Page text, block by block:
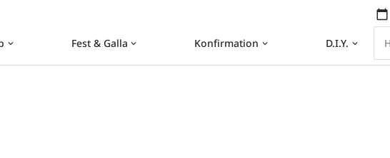
keyboard_arrow_down Fest & Galla keyboard_arrow_down Konfirmation keyboard_arrow_down D.I.Y. keyboard_arrow_down
calendar_today